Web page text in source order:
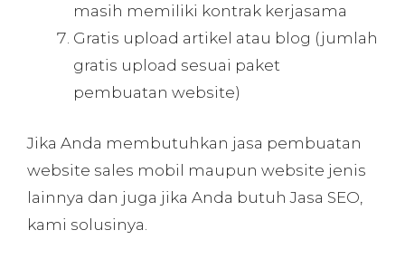
masih memiliki kontrak kerjasama
Gratis upload artikel atau blog (jumlah
gratis upload sesuai paket
pembuatan website)
Jika Anda membutuhkan jasa pembuatan
website sales mobil maupun website jenis
lainnya dan juga jika Anda butuh Jasa SEO,
kami solusinya.